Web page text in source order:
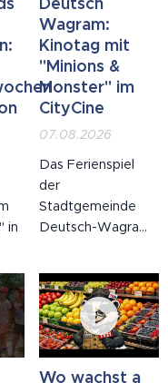
in
Wagram:
Kinotag mit
"Minions &
Monster" im
CityCine
07.08.2026
Das Ferienspiel
der
Stadtgemeinde
Deutsch-Wagram
August 2026, lud
die Stadt zum
Ferienprogramm-
Kinotag ins
CityCine Stadtkino
Wo wachst a